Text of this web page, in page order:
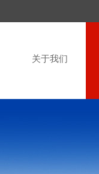
关于我们